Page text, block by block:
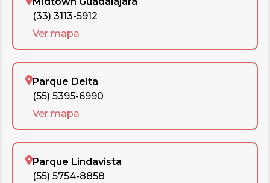
(33) 3113-5912
Ver mapa
Parque Delta
(55) 5395-6990
Ver mapa
Parque Lindavista
(55) 5754-8858